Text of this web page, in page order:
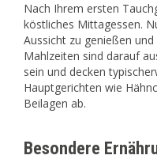
Nach Ihrem ersten
köstliches Mittagessen.
Aussicht zu genießen
Mahlzeiten sind darauf
sein und decken
Hauptgerichten wie
Beilagen ab.
Besondere